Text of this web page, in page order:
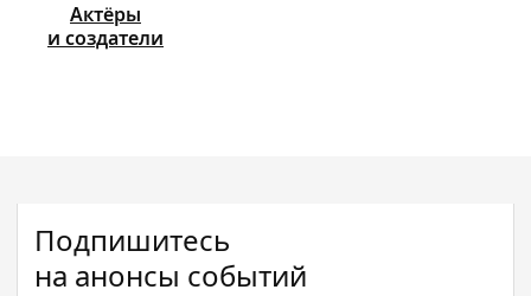
Актёры
и создатели
Подпишитесь
на анонсы событий